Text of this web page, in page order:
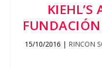
KIEHL’S
15/10/2016 | RINCON